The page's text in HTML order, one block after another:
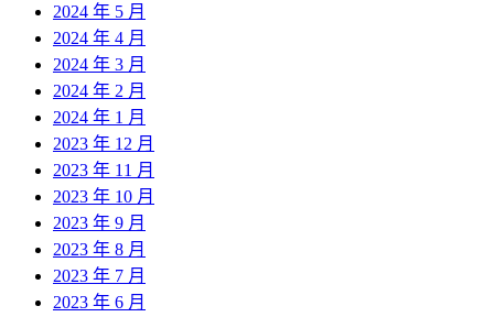
2024 年 5 月
2024 年 4 月
2024 年 3 月
2024 年 2 月
2024 年 1 月
2023 年 12 月
2023 年 11 月
2023 年 10 月
2023 年 9 月
2023 年 8 月
2023 年 7 月
2023 年 6 月